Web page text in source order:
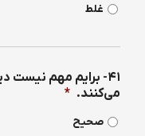
غلط
۴۱- برایم مهم نیست
می‌كنند. *
صحیح